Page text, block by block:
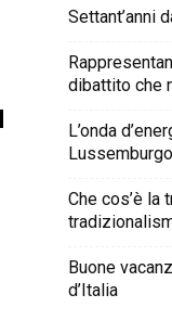
Settant’anni
dibattito che
L’onda
Che cos’è la
Buone
d’Italia